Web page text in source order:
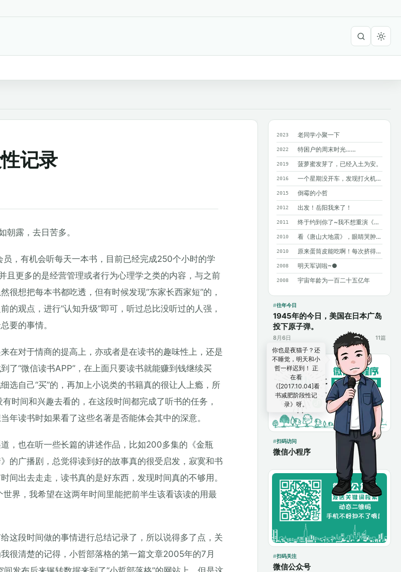
2023 老同学小聚一下
2022 特困户的周末时光……
2019 菠萝蜜发芽了，已经入土为安。
2016 一个星期没开车，发现打火机在暴晒的车里爆了！?
2015 倒霉的小哲
2012 出发！岳阳我来了！
2011 终于约到你了~我不想重演《同桌的你》M...
2010 看《唐山大地震》，眼睛哭肿了……
2010 原来蛋筒皮能吃啊！每次挤得满手都是……
2008 明天军训啦~●
2008 宇宙年龄为一百二十五亿年
往年今日
1945年的今日，美国在日本广岛
投下原子弹。
8月6日 11篇
扫码访问
微信小程序
扫码关注
微信公众号
记录
朝露，去日苦多。
，有机会听每天一本书，目前已经完成250个小时的学
且更多的是经营管理或者行为心理学之类的内容，与之前
很想把每本书都吃透，但有时候发现“东家长西家短”的，
观点，进行“认知升级”即可，听过总比没听过的人强，
要的事情。
在对于情商的提高上，亦或者是在读书的趣味性上，还是
了“微信读书APP”，在上面只要读书就能赚到钱继续买
选自己“买”的，再加上小说类的书籍真的很让人上瘾，所
时间和兴趣去看的，在这段时间都完成了听书的任务，
年读书时如果看了这些名著是否能体会其中的深意。
，也在听一些长篇的讲述作品，比如200多集的《金瓶
的广播剧，总觉得读到好的故事真的很受启发，寂寞和书
间出去走走，读书真的是好东西，发现时间真的不够用。
界，我希望在这两年时间里能把前半生该看该读的用最
这段时间做的事情进行总结记录了，所以说得多了点，关
很清楚的记得，小哲部落格的第一篇文章2005年的7月
你也是夜猫子？还
不睡觉，明天和小
哲一样迟到！ 正
在看
《[2017.10.04]看
书减肥阶段性记
录》呀。